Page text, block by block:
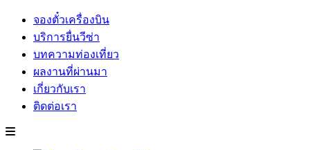
จองตั๋วเครื่องบิน
บริการยื่นวีซ่า
บทความท่องเที่ยว
ผลงานที่ผ่านมา
เกี่ยวกับเรา
ติดต่อเรา